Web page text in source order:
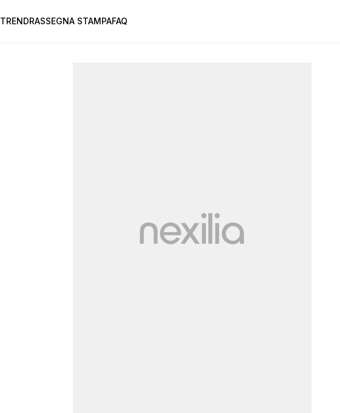
TRENDRASSEGNA STAMPAFAQ